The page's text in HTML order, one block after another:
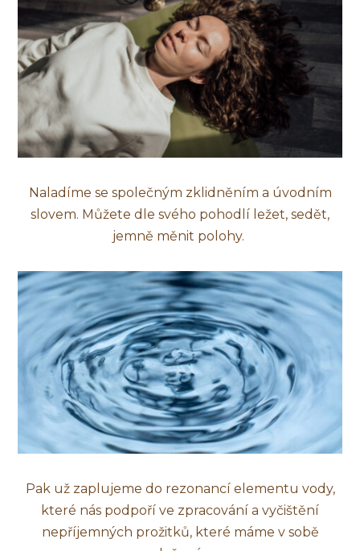
Naladíme se společným zklidněním a úvodním
slovem. Můžete dle svého pohodlí ležet, sedět,
jemně měnit polohy.
Pak už zaplujeme do rezonancí elementu vody,
které nás podpoří ve zpracování a vyčištění
nepříjemných prožitků, které máme v sobě